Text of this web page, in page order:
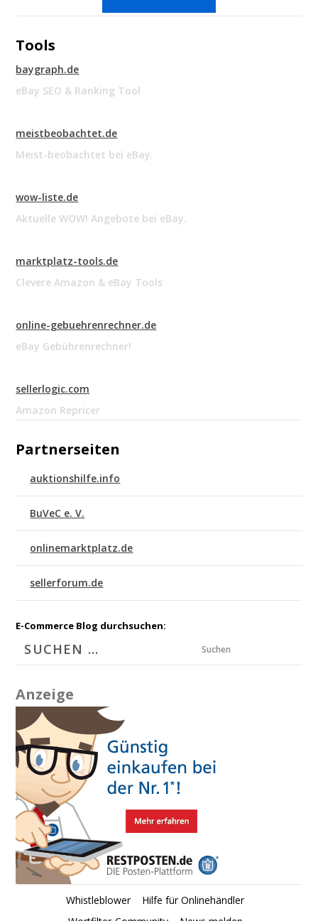
Tools
baygraph.de
eBay SEO & Ranking Tool
meistbeobachtet.de
Meist-beobachtet bei eBay.
wow-liste.de
Aktuelle WOW! Angebote bei eBay.
marktplatz-tools.de
Clevere Amazon & eBay Tools
online-gebuehrenrechner.de
eBay Gebührenrechner!
sellerlogic.com
Amazon Repricer
Partnerseiten
auktionshilfe.info
BuVeC e. V.
onlinemarktplatz.de
sellerforum.de
E-Commerce Blog durchsuchen:
Suchen
Anzeige
Whistleblower
Hilfe für Onlinehändler